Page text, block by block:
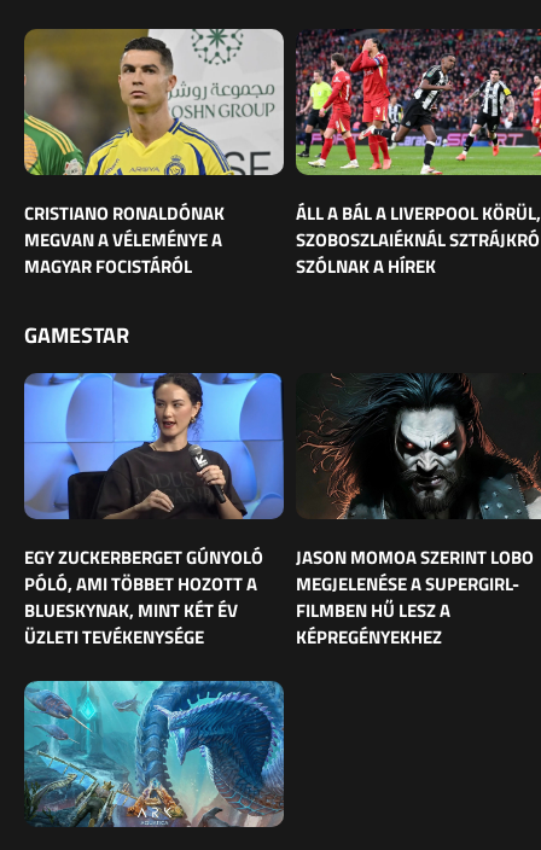
CRISTIANO RONALDÓNAK
MEGVAN A VÉLEMÉNYE A
MAGYAR FOCISTÁRÓL
ÁLL A BÁL A LIVERPOOL KÖRÜL,
SZOBOSZLAIÉKNÁL
SZÓLNAK A HÍREK
GAMESTAR
EGY ZUCKERBERGET GÚNYOLÓ
PÓLÓ, AMI TÖBBET HOZOTT A
BLUESKYNAK, MINT KÉT ÉV
ÜZLETI TEVÉKENYSÉGE
JASON MOMOA SZERINT LOBO
MEGJELENÉSE A SUPERGIRL-
FILMBEN HŰ LESZ A
KÉPREGÉNYEKHEZ